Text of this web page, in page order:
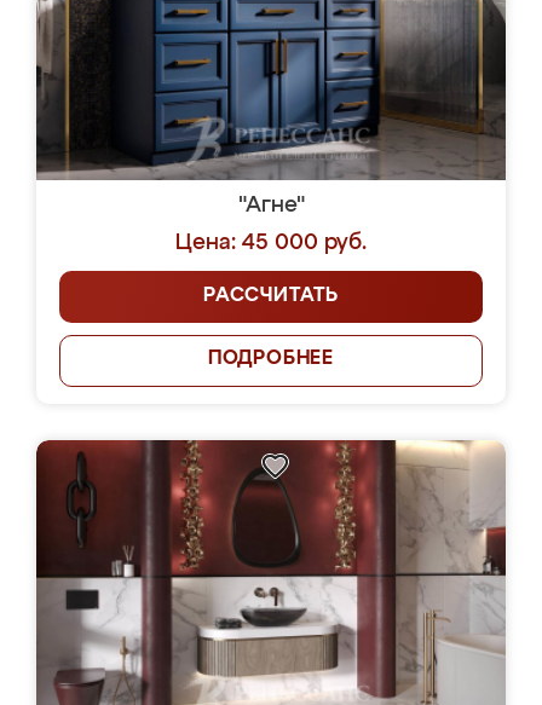
"Агне"
Цена: 45 000 руб.
РАССЧИТАТЬ
ПОДРОБНЕЕ